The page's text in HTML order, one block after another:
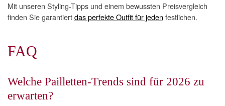
Mit unseren Styling-Tipps und einem bewussten Preisvergleich
finden Sie garantiertdas perfekte Outfit für jeden festlichen.
FAQ
Welche Pailletten-Trends sind für 2026 zu
erwarten?